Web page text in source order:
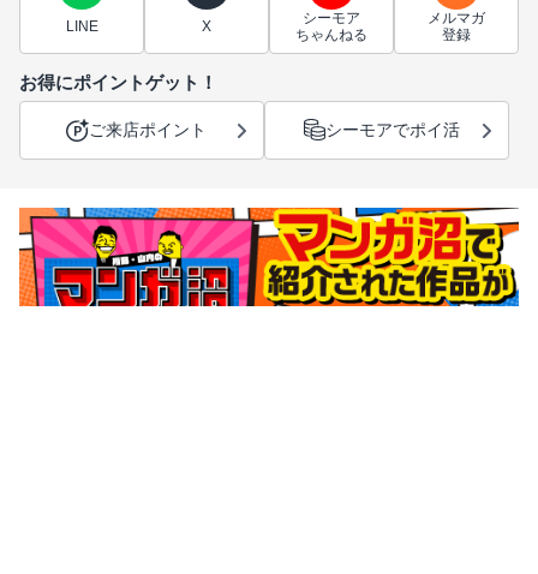
LINE X
シーモア
ちゃんねる
メルマガ
登録
お得にポイントゲット！
ご来店ポイント シーモアでポイ活